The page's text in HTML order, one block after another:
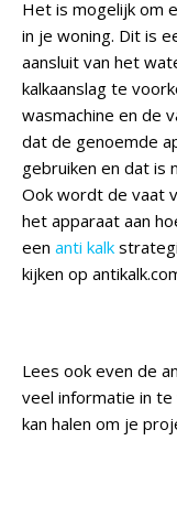
Het is mogelijk om
in je woning. Dit is
aansluit van het
kalkaanslag te
wasmachine en de
dat de genoemde
gebruiken en dat is
Ook wordt de vaat
het apparaat aan
een anti kalk
kijken op
Lees ook even de
veel informatie in
kan halen om je